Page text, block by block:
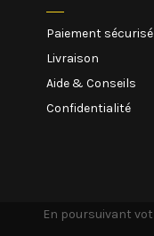
Paiement sécurisé
Livraison
Aide & Conseils
Confidentialité
En poursuivant